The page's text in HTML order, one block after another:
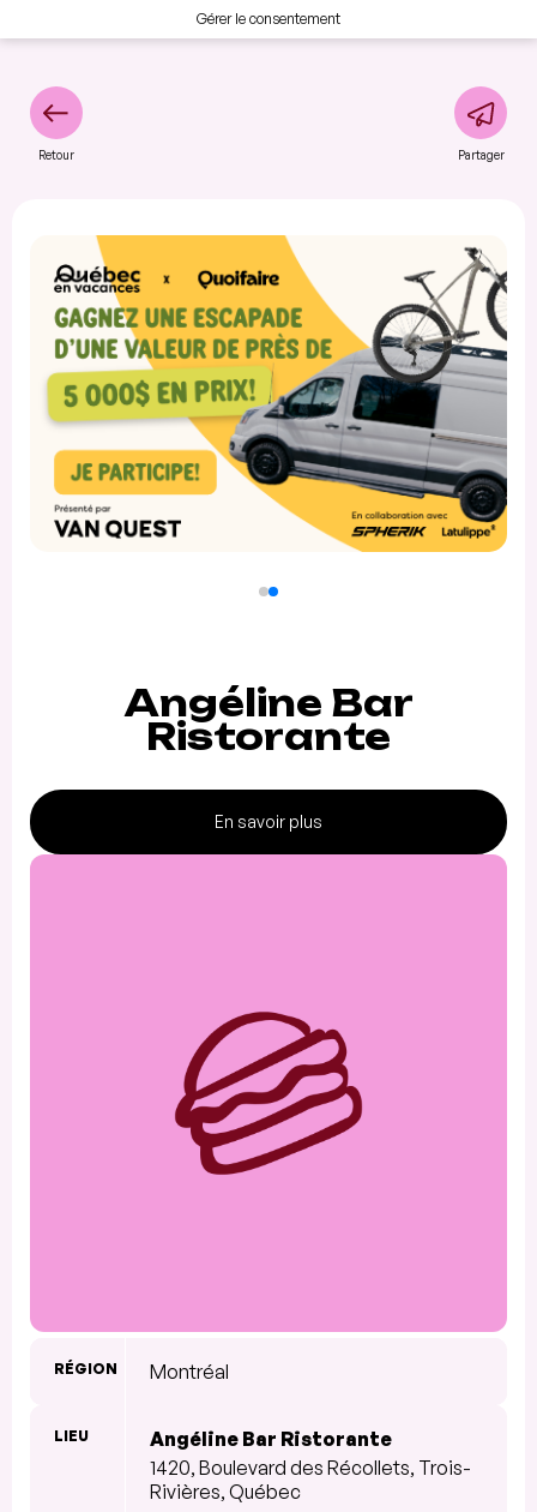
Gérer le consentement
Retour Partager
Angéline Bar
Ristorante
En savoir plus
RÉGION Montréal
LIEU
Angéline Bar Ristorante
1420, Boulevard des Récollets, Trois-
Rivières, Québec